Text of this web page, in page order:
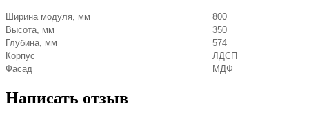
Ширина модуля, мм
800
Высота, мм
350
Глубина, мм
574
Корпус
ЛДСП
Фасад
МДФ
Написать отзыв